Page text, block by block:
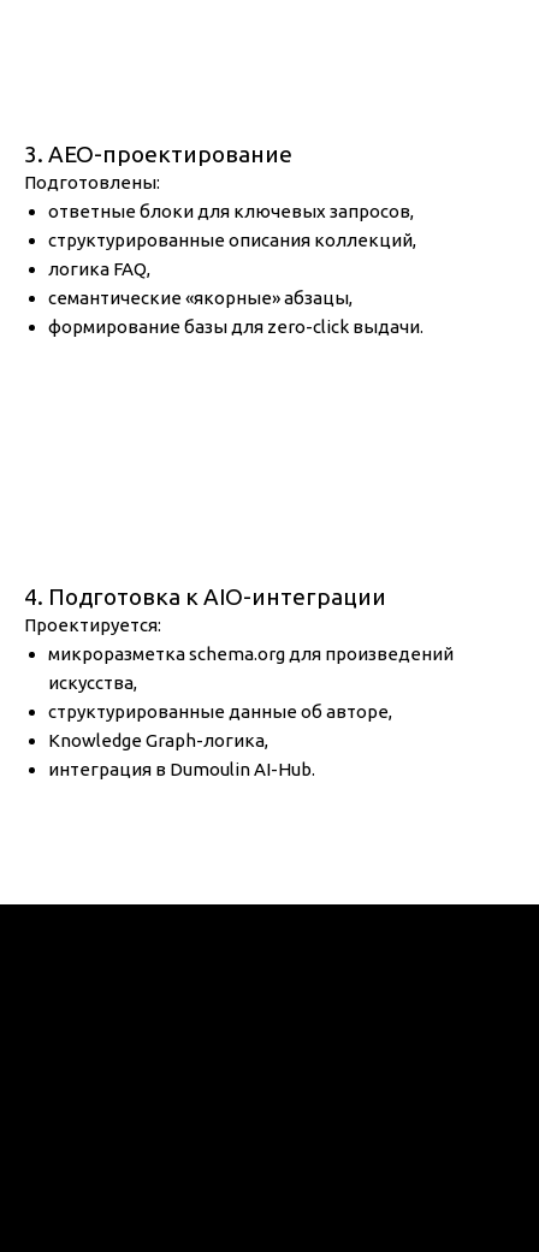
3. AEO-проектирование
Подготовлены:
ответные блоки для ключевых запросов,
структурированные описания коллекций,
логика FAQ,
семантические «якорные» абзацы,
формирование базы для zero-click выдачи.
4. Подготовка к AIO-интеграции
Проектируется:
микроразметка schema.org для произведений
искусства,
структурированные данные об авторе,
Knowledge Graph-логика,
интеграция в Dumoulin AI-Hub.